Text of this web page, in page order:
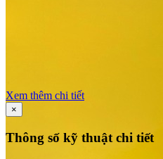
Xem thêm chi tiết
×
Thông số kỹ thuật chi tiết